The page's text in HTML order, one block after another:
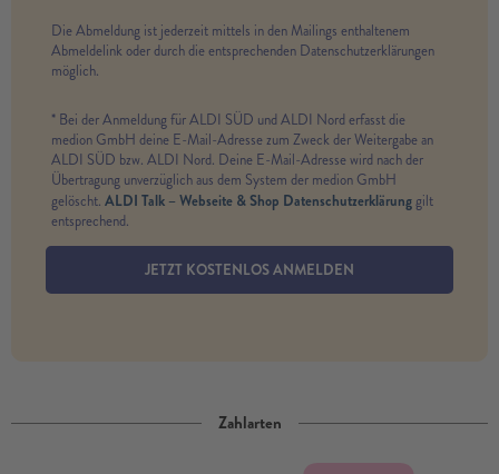
Die Abmeldung ist jederzeit mittels in den Mailings enthaltenem
Abmeldelink oder durch die entsprechenden Datenschutzerklärungen
möglich.
* Bei der Anmeldung für ALDI SÜD und ALDI Nord erfasst die
medion GmbH deine E-Mail-Adresse zum Zweck der Weitergabe an
ALDI SÜD bzw. ALDI Nord. Deine E-Mail-Adresse wird nach der
Übertragung unverzüglich aus dem System der medion GmbH
gelöscht. ALDI Talk – Webseite & Shop Datenschutzerklärunggilt
entsprechend.
JETZT KOSTENLOS ANMELDEN
Zahlarten